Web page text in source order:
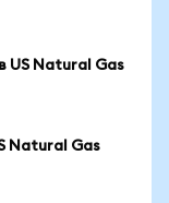
US Natural Gas
Natural Gas